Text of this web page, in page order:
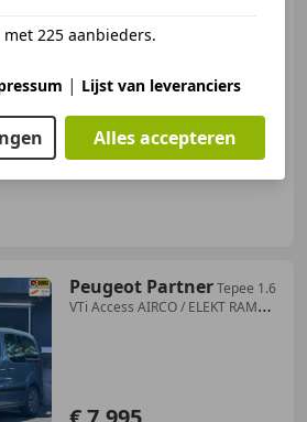
Peugeot PartnerTepee 1.6
VTi Access AIRCO / ELEKT RAMEN
225 aanbieders.
| Lijst van leveranciers
Alles accepteren